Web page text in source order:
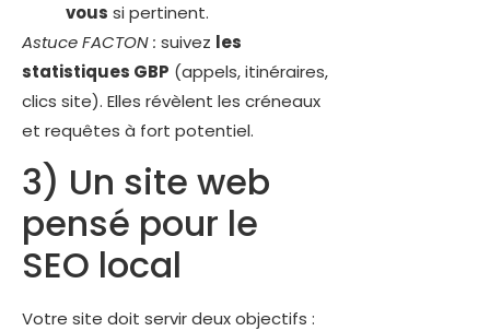
vous si pertinent.
Astuce FACTON : suivez les
statistiques GBP (appels, itinéraires,
clics site). Elles révèlent les créneaux
et requêtes à fort potentiel.
3) Un site web
pensé pour le
SEO local
Votre site doit servir deux objectifs :